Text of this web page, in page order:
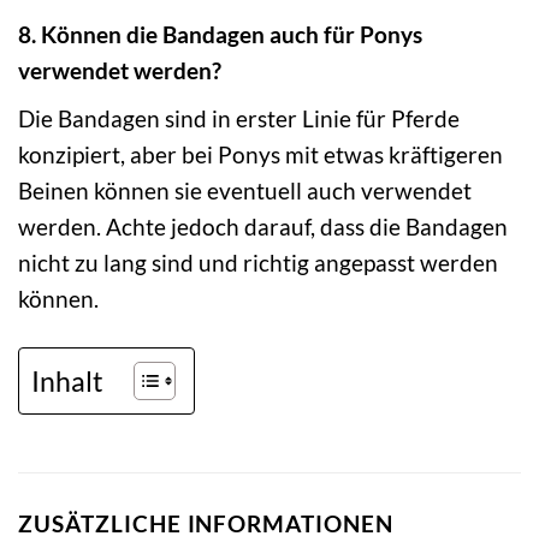
8. Können die Bandagen auch für Ponys
verwendet werden?
Die Bandagen sind in erster Linie für Pferde
konzipiert, aber bei Ponys mit etwas kräftigeren
Beinen können sie eventuell auch verwendet
werden. Achte jedoch darauf, dass die Bandagen
nicht zu lang sind und richtig angepasst werden
können.
Inhalt
ZUSÄTZLICHE INFORMATIONEN